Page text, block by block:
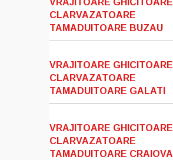
VRAJITOARE GHICITOARE
CLARVAZATOARE
TAMADUITOARE BUZAU
VRAJITOARE GHICITOARE
CLARVAZATOARE
TAMADUITOARE GALATI
VRAJITOARE GHICITOARE
CLARVAZATOARE
TAMADUITOARE CRAIOVA